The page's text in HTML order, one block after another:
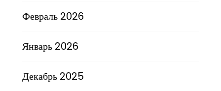
Февраль 2026
Январь 2026
Декабрь 2025